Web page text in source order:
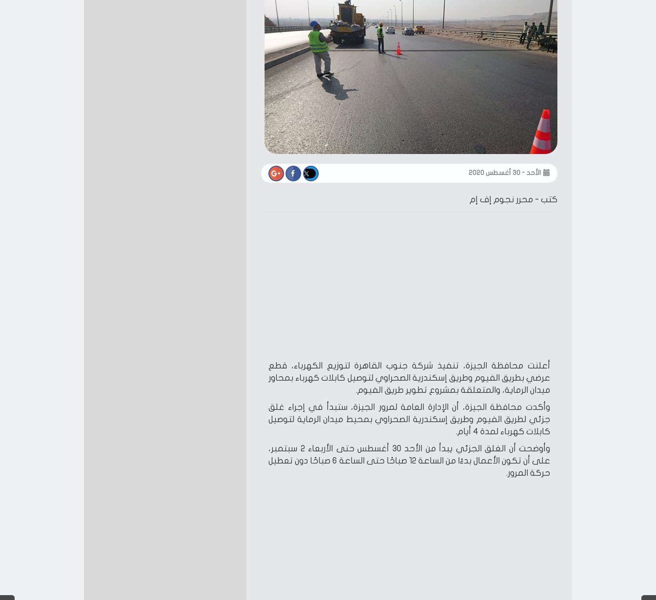
الأحد - ٣٠ أغسطس ٢٠٢٠
كتب - محرر نجوم إف إم
أعلنت محافظة الجيزة، تنفيذ شركة جنوب القاهرة لتوزيع الكهرباء، قطع
عرضي بطريق الفيوم وطريق إسكندرية الصحراوي لتوصيل كابلات كهرباء بمحاور
ميدان الرماية، والمتعلقة بمشروع تطوير طريق الفيوم.
وأكدت محافظة الجيزة، أن الإدارة العامة لمرور الجيزة، ستبدأ في إجراء غلق
جزئي لطريق الفيوم وطريق إسكندرية الصحراوي بمحيط ميدان الرماية لتوصيل
كابلات كهرباء لمدة 4 أيام.
وأوضحت أن الغلق الجزئي يبدأ من الأحد 30 أغسطس حتى الأربعاء 2 سبتمبر،
على أن تكون الأعمال بدءًا من الساعة 12 صباحًا حتى الساعة 6 صباحًا دون تعطيل
حركة المرور.